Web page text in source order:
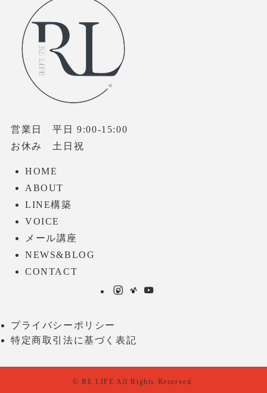
営業日 平日 9:00-15:00
お休み 土日祝
HOME
ABOUT
LINE構築
VOICE
メール講座
NEWS&BLOG
CONTACT
プライバシーポリシー
特定商取引法に基づく表記
© RE LIFE All Rights Reserved.